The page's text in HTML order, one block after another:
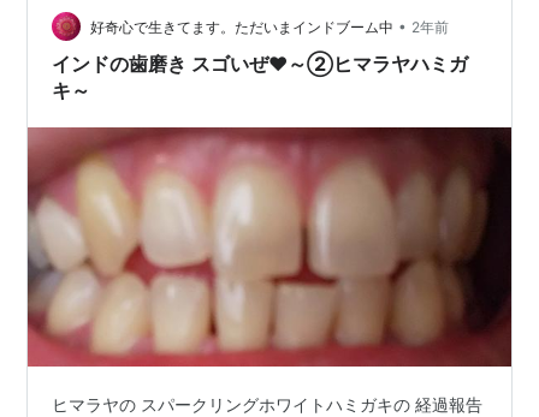
者さんのホワイトニングは高いし、痛いと 聞いていたの
で、敬遠してました 気の…
好奇心で生きてます。ただいまインドブーム中 • 2年前
インドの歯磨き スゴいぜ❤️～②ヒマラヤハミガ
キ～
ヒマラヤの スパークリングホワイトハミガキの 経過報告